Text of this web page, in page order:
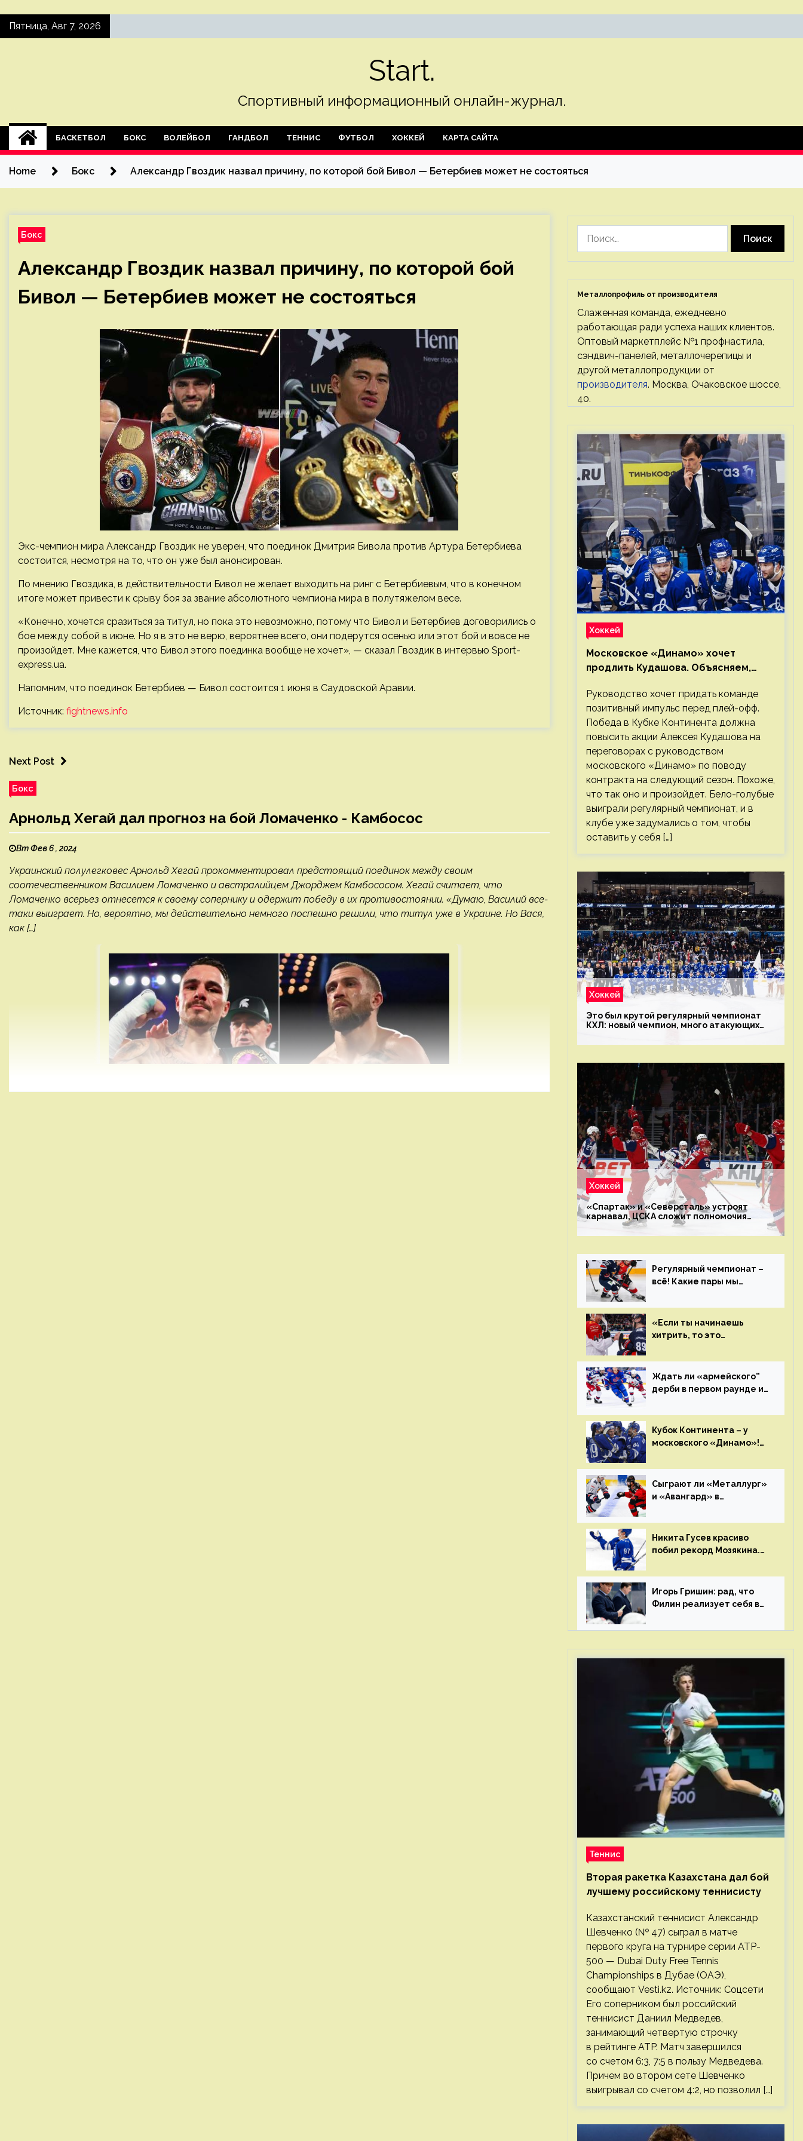
SkipПятница, Авг 7, 2026
Start.
Спортивный информационный онлайн-журнал.
БАСКЕТБОЛ БОКС ВОЛЕЙБОЛ ГАНДБОЛ ТЕННИС ФУТБОЛ ХОККЕЙ КАРТА САЙТА
Home Бокс Александр Гвоздик назвал причину, по которой бой Бивол — Бетербиев может не состояться
Бокс
Александр Гвоздик назвал причину, по которой бой
Бивол — Бетербиев может не состояться
Экс-чемпион мира Александр Гвоздик не уверен, что поединок Дмитрия Бивола против Артура Бетербиева
состоится, несмотря на то, что он уже был анонсирован.
По мнению Гвоздика, в действительности Бивол не желает выходить на ринг с Бетербиевым, что в конечном
итоге может привести к срыву боя за звание абсолютного чемпиона мира в полутяжелом весе.
«Конечно, хочется сразиться за титул, но пока это невозможно, потому что Бивол и Бетербиев договорились о
бое между собой в июне. Но я в это не верю, вероятнее всего, они подерутся осенью или этот бой и вовсе не
произойдет. Мне кажется, что Бивол этого поединка вообще не хочет», — сказал Гвоздик в интервью Sport-
express.ua.
Напомним, что поединок Бетербиев — Бивол состоится 1 июня в Саудовской Аравии.
Источник: fightnews.info
Next Post
Бокс
Арнольд Хегай дал прогноз на бой Ломаченко - Камбосос
Вт Фев 6 , 2024
Украинский полулегковес Арнольд Хегай прокомментировал предстоящий поединок между своим
соотечественником Василием Ломаченко и австралийцем Джорджем Камбососом. Хегай считает, что
Ломаченко всерьез отнесется к своему сопернику и одержит победу в их противостоянии. «Думаю, Василий все-
таки выиграет. Но, вероятно, мы действительно немного поспешно решили, что титул уже в Украине. Но Вася,
как […]
Металлопрофиль от производителя
Слаженная команда, ежедневно
работающая ради успеха наших клиентов.
Оптовый маркетплейс №1 профнастила,
сэндвич-панелей, металлочерепицы и
другой металлопродукции от
производителя. Москва, Очаковское шоссе,
40.
Хоккей
Московское «Динамо» хочет
продлить Кудашова. Объясняем,
Руководство хочет придать команде
позитивный импульс перед плей-офф.
Победа в Кубке Континента должна
повысить акции Алексея Кудашова на
переговорах с руководством
московского «Динамо» по поводу
контракта на следующий сезон. Похоже,
что так оно и произойдет. Бело-голубые
выиграли регулярный чемпионат, и в
клубе уже задумались о том, чтобы
оставить у себя […]
Хоккей
Это был крутой регулярный чемпионат
КХЛ: новый чемпион, много атакующих
Хоккей
«Спартак» и «Северсталь» устроят
карнавал, ЦСКА сложит полномочия
чемпиона. Превью первого раунда плей-
офф на Западе
Регулярный чемпионат –
всё! Какие пары мы
«Если ты начинаешь
хитрить, то это
бумерангом»
Ждать ли «армейского”
дерби в первом раунде и
Главные интриги
последнего дня
«регулярки” КХЛ
Кубок Континента – у
московского «Динамо»!
за один сезон
Сыграют ли «Металлург»
и «Авангард» в
Никита Гусев красиво
побил рекорд Мозякина.
у Никиты еще много
Игорь Гришин: рад, что
Филин реализует себя в
что не стали загонять его
Теннис
Вторая ракетка Казахстана дал бой
лучшему российскому теннисисту
Казахстанский теннисист Александр
Шевченко (№ 47) сыграл в матче
первого круга на турнире серии ATP-
500 — Dubai Duty Free Tennis
Championships в Дубае (ОАЭ),
сообщают Vesti.kz. Источник: Соцсети
Его соперником был российский
теннисист Даниил Медведев,
занимающий четвертую строчку
в рейтинге ATP. Матч завершился
со счетом 6:3, 7:5 в пользу Медведева.
Причем во втором сете Шевченко
выигрывал со счетом 4:2, но позволил […]